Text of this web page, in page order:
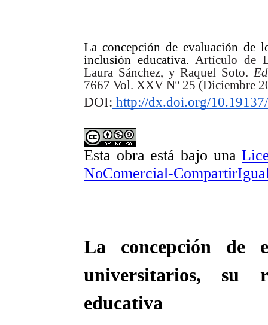
La concepción de evaluación de
inclusión educativa.Artículo de
Laura Sánchez, y Raquel Soto.
7667 Vol. XXV Nº 25 (Diciembre
DOI: http://dx.doi.org/
Esta obra está bajo una
NoComercial-
La concepción de
universitarios, su
educativa